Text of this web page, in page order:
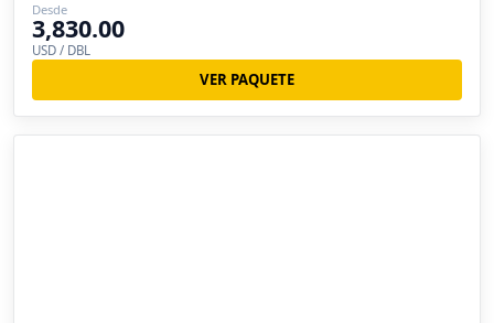
Desde
3,830.00
USD / DBL
VER PAQUETE